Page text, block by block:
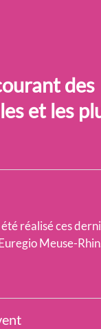
des
et les
réalisé ces
Meuse-